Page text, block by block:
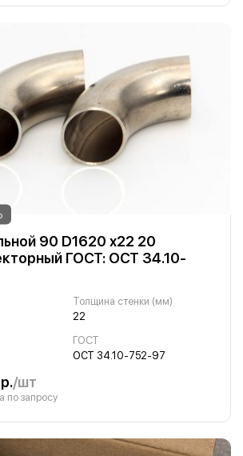
90 D1620 х22 20
ГОСТ: ОСТ 34.10-
Толщина стенки (мм)
22
ГОСТ
ОСТ 34.10-752-97
/шт
по запросу